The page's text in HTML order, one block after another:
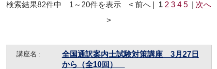
検索結果82件中 1～20件を表示 < 前へ | 1 2 3 4 5| 次へ
>
全国通訳案内士試験対策講座 3月27日
から（全10回）